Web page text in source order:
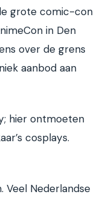
grote comic-con
in Den
over de grens
aanbod aan
hier ontmoeten
cosplays.
Veel Nederlandse